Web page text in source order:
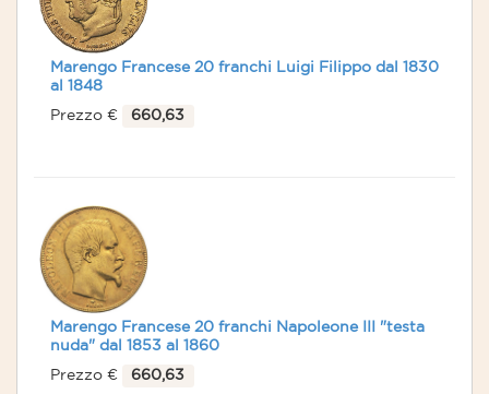
Marengo Francese 20 franchi Luigi Filippo dal 1830
al 1848
Prezzo €
660,63
Marengo Francese 20 franchi Napoleone III "testa
nuda" dal 1853 al 1860
Prezzo €
660,63